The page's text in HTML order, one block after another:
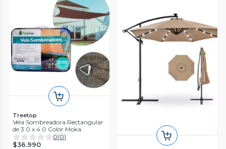
Treetop
Vela Sombreadora Rectangular
de 3.0 x 4.0 Color Moka
0(0)
$36.990